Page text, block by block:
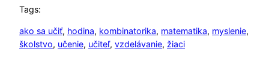
Tags:
ako sa učiť, hodina, kombinatorika, matematika, myslenie
školstvo, učenie, učiteľ, vzdelávanie, žiaci